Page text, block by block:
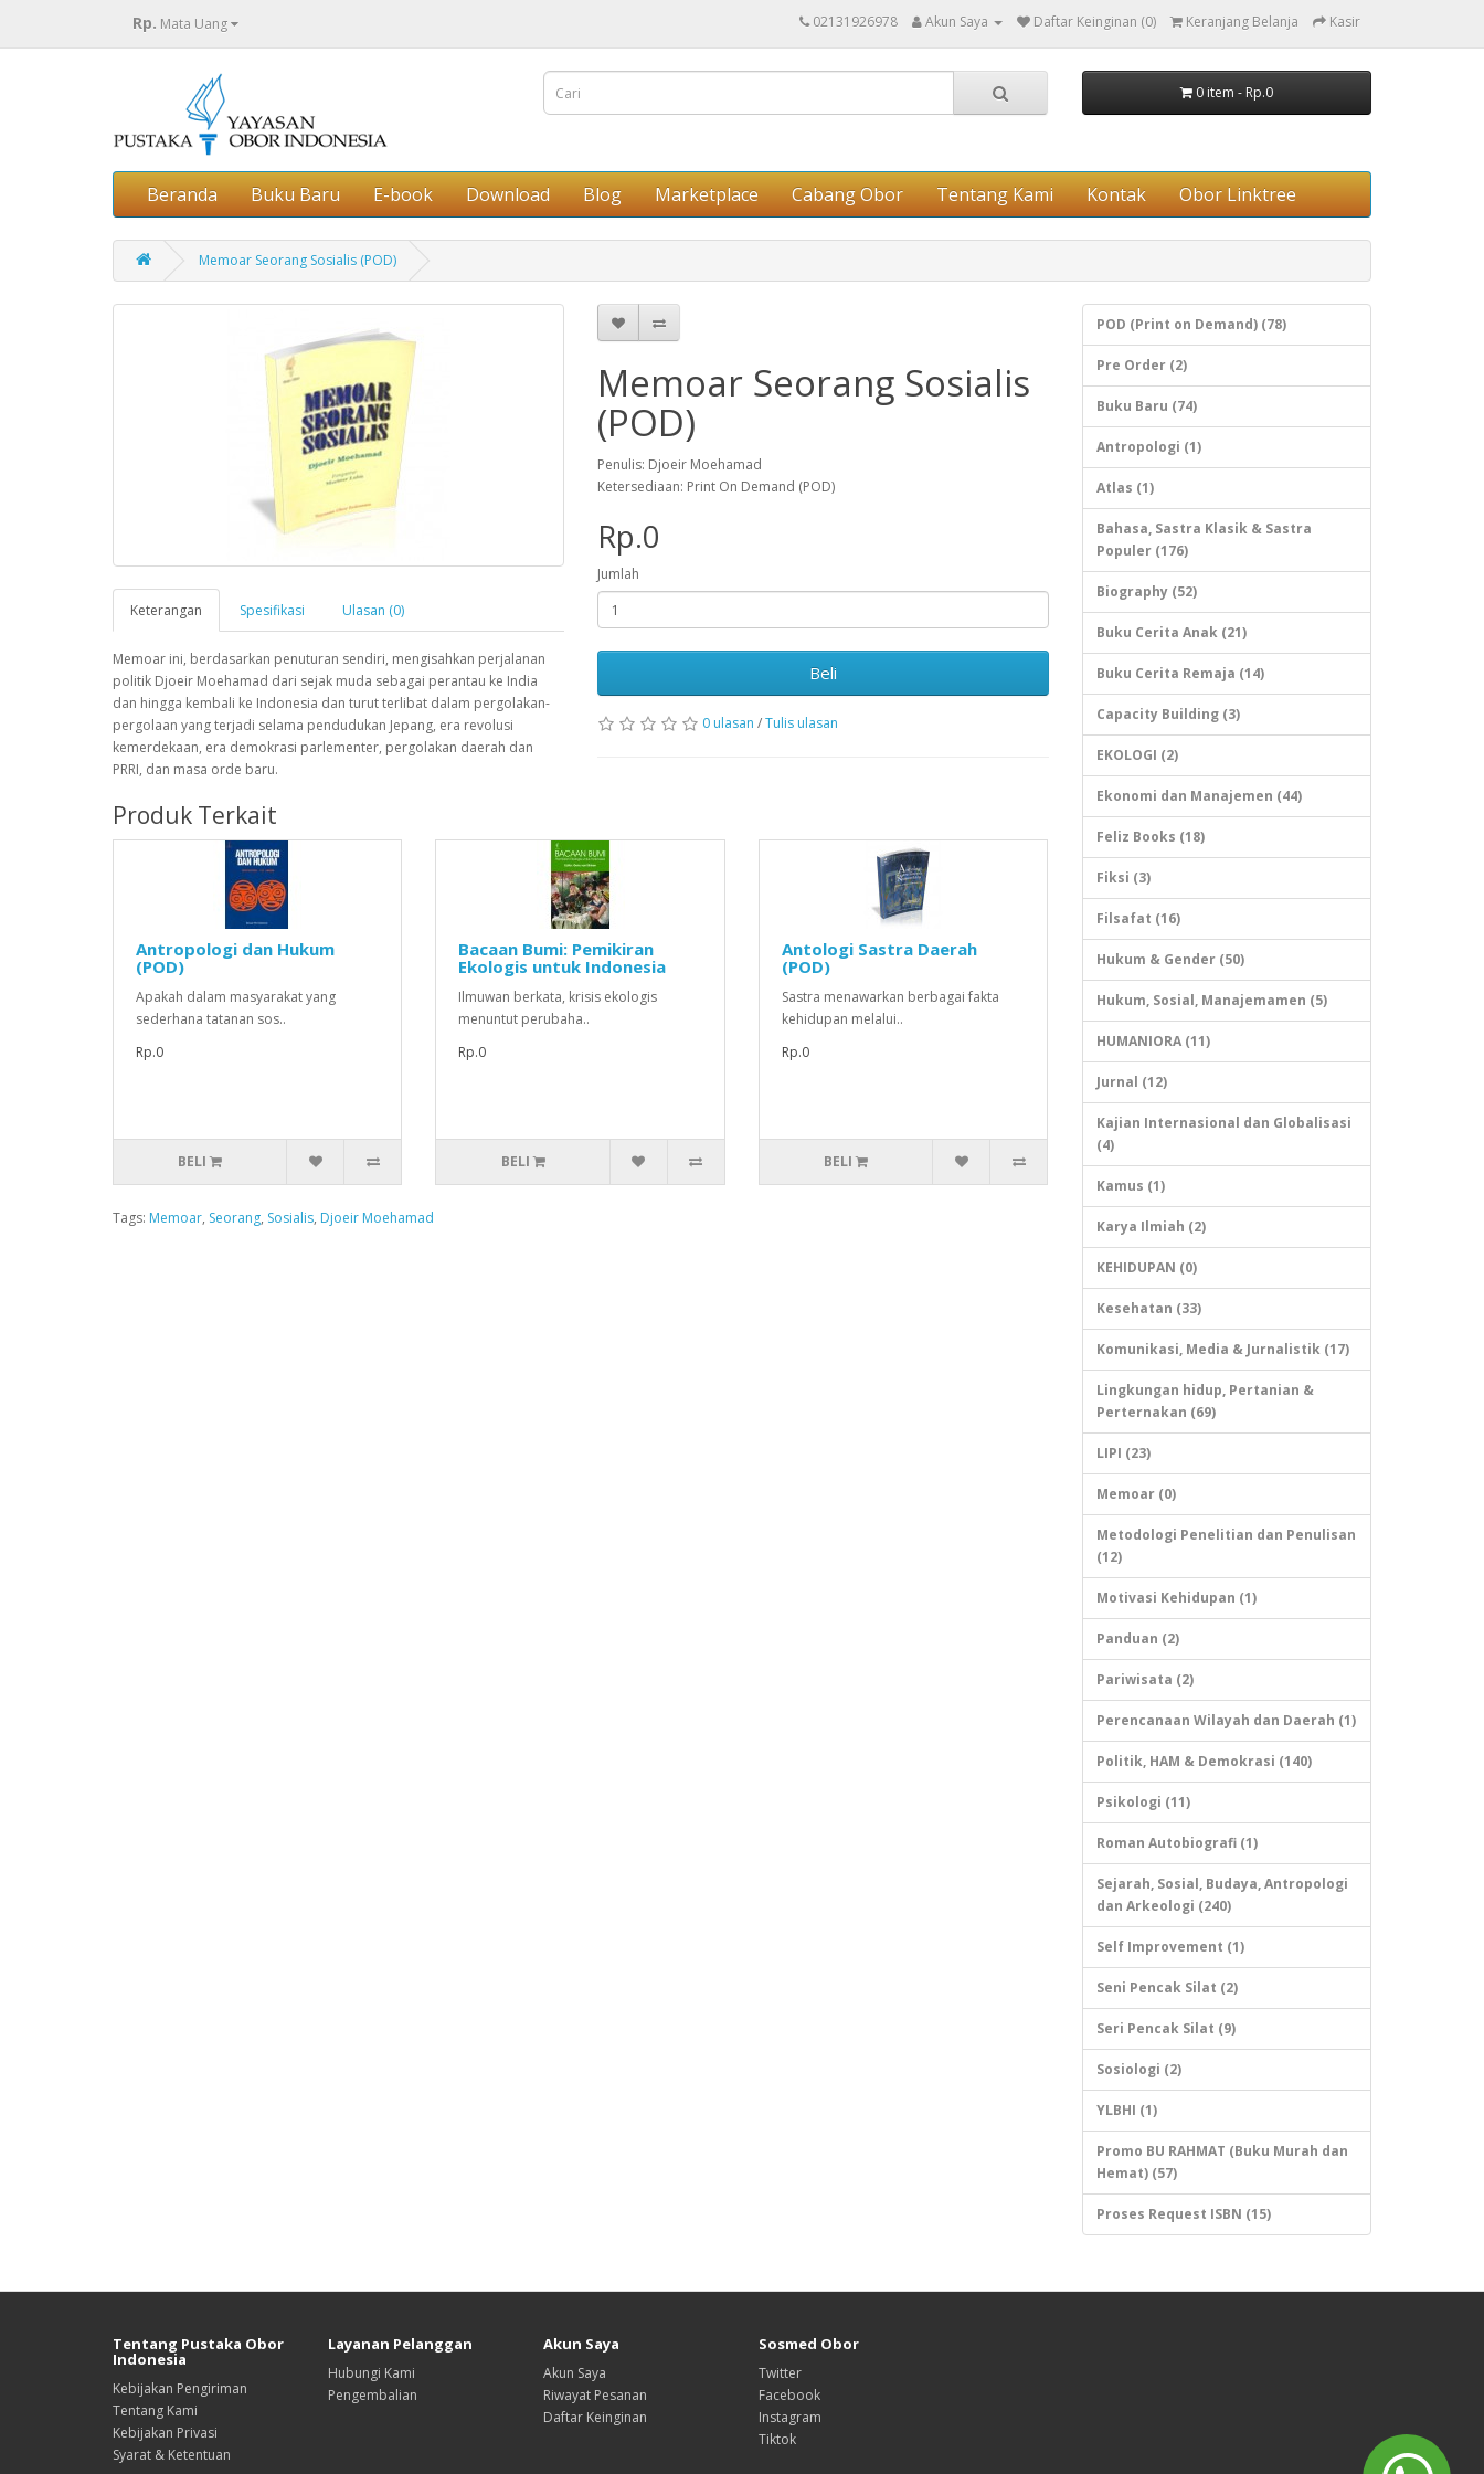
Rp. Mata Uang 02131926978 Akun Saya Daftar Keinginan (0) Keranjang Belanja Kasir
0 item - Rp.0
Beranda Buku Baru E-book Download Blog Marketplace Cabang Obor Tentang Kami Kontak Obor Linktree
Memoar Seorang Sosialis (POD)
Keterangan Spesifikasi Ulasan (0)
Memoar ini, berdasarkan penuturan sendiri, mengisahkan perjalanan
politik Djoeir Moehamad dari sejak muda sebagai perantau ke India
dan hingga kembali ke Indonesia dan turut terlibat dalam pergolakan-
pergolaan yang terjadi selama pendudukan Jepang, era revolusi
kemerdekaan, era demokrasi parlementer, pergolakan daerah dan
PRRI, dan masa orde baru.
Memoar Seorang Sosialis
(POD)
Penulis: Djoeir Moehamad
Ketersediaan: Print On Demand (POD)
Rp.0
Jumlah
Beli
0 ulasan /Tulis ulasan
Produk Terkait
Antropologi dan Hukum
(POD)
Apakah dalam masyarakat yang
sederhana tatanan sos..
Rp.0
BELI
Bacaan Bumi: Pemikiran
Ekologis untuk Indonesia
Ilmuwan berkata, krisis ekologis
menuntut perubaha..
Rp.0
BELI
Antologi Sastra Daerah
(POD)
Sastra menawarkan berbagai fakta
kehidupan melalui..
Rp.0
BELI
Tags: Memoar, Seorang, Sosialis, Djoeir Moehamad
POD (Print on Demand) (78)
Pre Order (2)
Buku Baru (74)
Antropologi (1)
Atlas (1)
Bahasa, Sastra Klasik & Sastra
Populer (176)
Biography (52)
Buku Cerita Anak (21)
Buku Cerita Remaja (14)
Capacity Building (3)
EKOLOGI (2)
Ekonomi dan Manajemen (44)
Feliz Books (18)
Fiksi (3)
Filsafat (16)
Hukum & Gender (50)
Hukum, Sosial, Manajemamen (5)
HUMANIORA (11)
Jurnal (12)
Kajian Internasional dan Globalisasi
(4)
Kamus (1)
Karya Ilmiah (2)
KEHIDUPAN (0)
Kesehatan (33)
Komunikasi, Media & Jurnalistik (17)
Lingkungan hidup, Pertanian &
Perternakan (69)
LIPI (23)
Memoar (0)
Metodologi Penelitian dan Penulisan
(12)
Motivasi Kehidupan (1)
Panduan (2)
Pariwisata (2)
Perencanaan Wilayah dan Daerah (1)
Politik, HAM & Demokrasi (140)
Psikologi (11)
Roman Autobiografi (1)
Sejarah, Sosial, Budaya, Antropologi
dan Arkeologi (240)
Self Improvement (1)
Seni Pencak Silat (2)
Seri Pencak Silat (9)
Sosiologi (2)
YLBHI (1)
Promo BU RAHMAT (Buku Murah dan
Hemat) (57)
Proses Request ISBN (15)
Tentang Pustaka Obor
Indonesia
Kebijakan Pengiriman
Tentang Kami
Kebijakan Privasi
Syarat & Ketentuan
Layanan Pelanggan
Hubungi Kami
Pengembalian
Akun Saya
Akun Saya
Riwayat Pesanan
Daftar Keinginan
Sosmed Obor
Twitter
Facebook
Instagram
Tiktok